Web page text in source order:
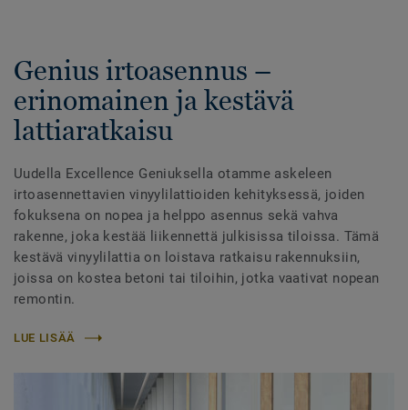
Genius irtoasennus –
erinomainen ja kestävä
lattiaratkaisu
Uudella Excellence Geniuksella otamme askeleen
irtoasennettavien vinyylilattioiden kehityksessä, joiden
fokuksena on nopea ja helppo asennus sekä vahva
rakenne, joka kestää liikennettä julkisissa tiloissa. Tämä
kestävä vinyylilattia on loistava ratkaisu rakennuksiin,
joissa on kostea betoni tai tiloihin, jotka vaativat nopean
remontin.
LUE LISÄÄ